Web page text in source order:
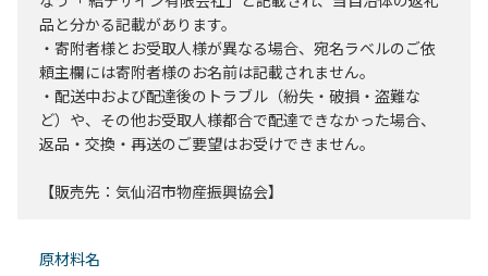
品と分かる記載があります。
・寄附者様とお受取人様が異なる場合、宛名ラベルのご依
頼主欄には寄附者様のお名前は記載されません。
・配送中および配達後のトラブル（紛失・破損・盗難な
ど）や、その他お受取人様都合で配達できなかった場合、
返品・交換・再送のご要望はお受けできません。
【販売先：気仙沼市物産振興協会】
原材料名